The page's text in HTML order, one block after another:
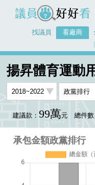
議員好好看
找議員 看廠商
揚昇體育運動用
揚昇體育運動
建議款： 99萬元 總件數
承包金額政黨排行